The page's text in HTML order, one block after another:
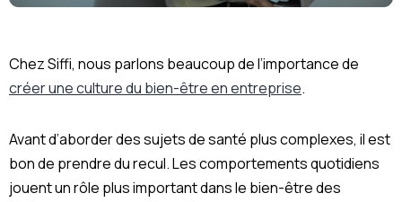
Chez Siffi, nous parlons beaucoup de l’importance de
créer une culture du bien-être en entreprise.
Avant d’aborder des sujets de santé plus complexes, il est
bon de prendre du recul. Les comportements quotidiens
jouent un rôle plus important dans le bien-être des